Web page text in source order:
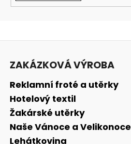
ZAKÁZKOVÁ VÝROBA
Reklamní froté a utěrky
Hotelový textil
Žakárské utěrky
Naše Vánoce a Velikonoce
Lehátkovina